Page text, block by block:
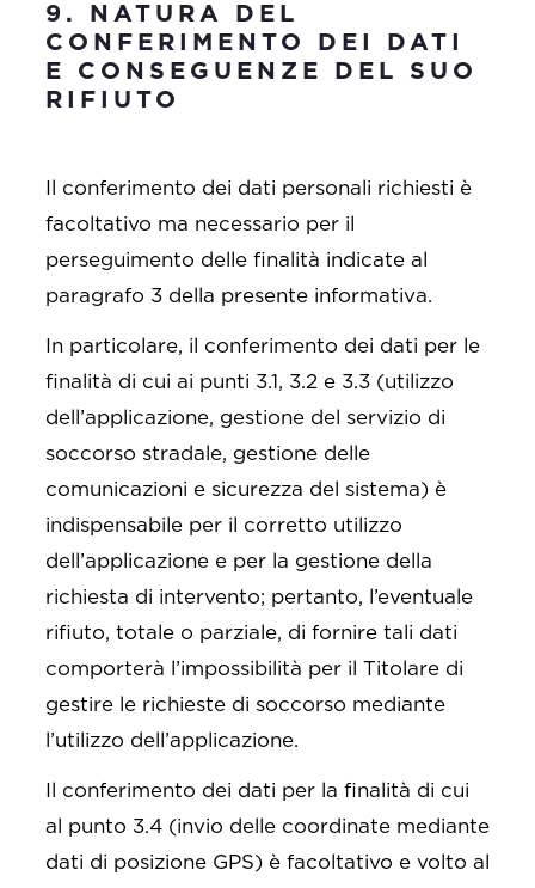
9. NATURA DEL
CONFERIMENTO DEI DATI
E CONSEGUENZE DEL SUO
RIFIUTO
Il conferimento dei dati personali richiesti è
facoltativo ma necessario per il
perseguimento delle finalità indicate al
paragrafo 3 della presente informativa.
In particolare, il conferimento dei dati per le
finalità di cui ai punti 3.1, 3.2 e 3.3 (utilizzo
dell’applicazione, gestione del servizio di
soccorso stradale, gestione delle
comunicazioni e sicurezza del sistema) è
indispensabile per il corretto utilizzo
dell’applicazione e per la gestione della
richiesta di intervento; pertanto, l’eventuale
rifiuto, totale o parziale, di fornire tali dati
comporterà l’impossibilità per il Titolare di
gestire le richieste di soccorso mediante
l’utilizzo dell’applicazione.
Il conferimento dei dati per la finalità di cui
al punto 3.4 (invio delle coordinate mediante
dati di posizione GPS) è facoltativo e volto al